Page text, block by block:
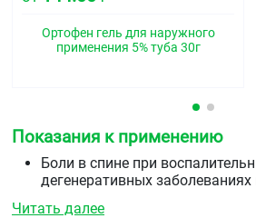
Ортофен гель для наружного
применения 5% туба 30г
Показания к применению
Боли в спине при
дегенеративных
Читать далее